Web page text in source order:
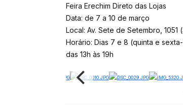
Feira Erechim Direto das Lojas
Data: de 7 a 10 de março
Local: Av. Sete de Setembro, 1051
Horário: Dias 7 e 8 (quinta e
das 13h às 19h